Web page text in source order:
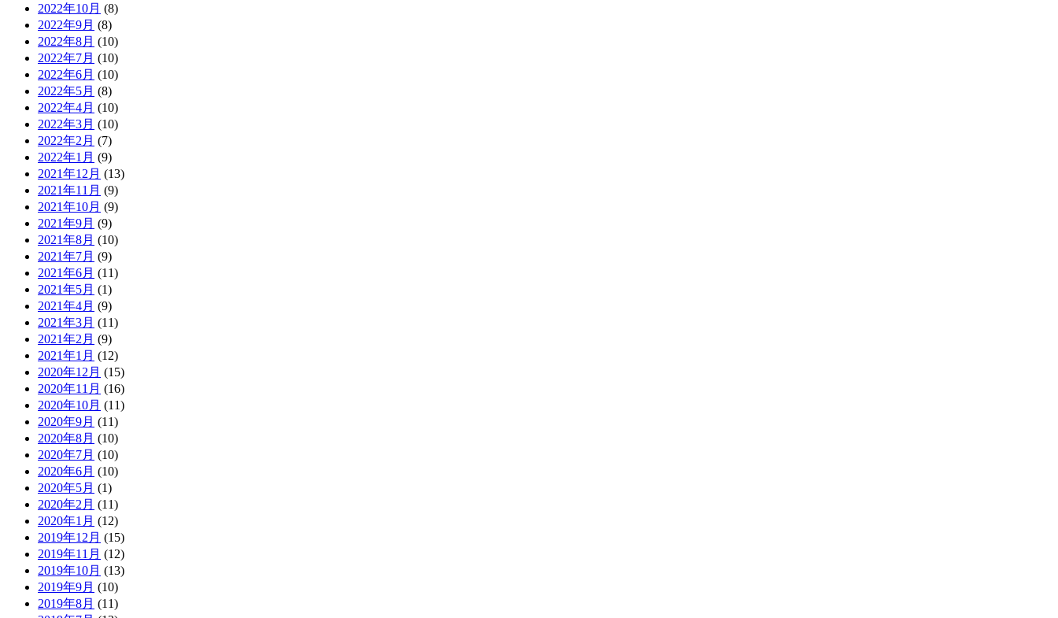
2022年10月 (8)
2022年9月 (8)
2022年8月 (10)
2022年7月 (10)
2022年6月 (10)
2022年5月 (8)
2022年4月 (10)
2022年3月 (10)
2022年2月 (7)
2022年1月 (9)
2021年12月 (13)
2021年11月 (9)
2021年10月 (9)
2021年9月 (9)
2021年8月 (10)
2021年7月 (9)
2021年6月 (11)
2021年5月 (1)
2021年4月 (9)
2021年3月 (11)
2021年2月 (9)
2021年1月 (12)
2020年12月 (15)
2020年11月 (16)
2020年10月 (11)
2020年9月 (11)
2020年8月 (10)
2020年7月 (10)
2020年6月 (10)
2020年5月 (1)
2020年2月 (11)
2020年1月 (12)
2019年12月 (15)
2019年11月 (12)
2019年10月 (13)
2019年9月 (10)
2019年8月 (11)